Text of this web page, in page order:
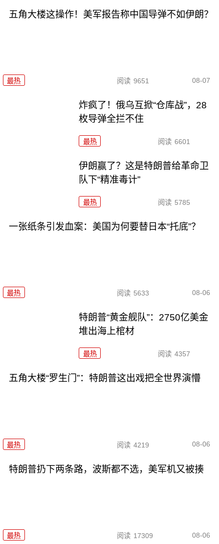
五角大楼这操作！美军报告称中国导弹不如伊朗？
最热 阅读 9651 08-07
炸疯了！俄乌互掀“仓库战”，28
枚导弹全拦不住
最热 阅读 6601
伊朗赢了？这是特朗普给革命卫
队下“精准毒计”
最热 阅读 5785
一张纸条引发血案：美国为何要替日本“托底”？
最热 阅读 5633 08-06
特朗普“黄金舰队”：2750亿美金
堆出海上棺材
最热 阅读 4357
五角大楼“罗生门”：特朗普这出戏把全世界演懵
最热 阅读 4219 08-06
特朗普扔下两条路，波斯都不选，美军机又被揍
最热 阅读 17309 08-06